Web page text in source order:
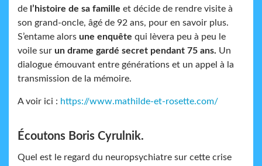
de l’histoire de sa famille et décide de rendre visite à
son grand-oncle, âgé de 92 ans, pour en savoir plus.
S’entame alors une enquête qui lèvera peu à peu le
voile sur un drame gardé secret pendant 75 ans. Un
dialogue émouvant entre générations et un appel à la
transmission de la mémoire.
A voir ici : https://www.mathilde-et-rosette.com/
Écoutons Boris Cyrulnik.
Quel est le regard du neuropsychiatre sur cette crise